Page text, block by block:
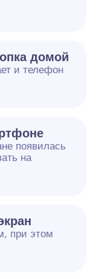
домой
и телефон
появилась
на
при этом